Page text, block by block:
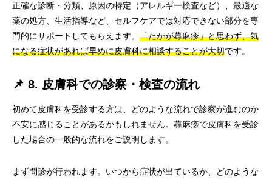
正確な診断・分類、原因の特定（アレルギー検査など）、最適な
薬の処方、生活指導など、セルフケアでは対応できない部分を専
門的にサポートしてもらえます。 「たかが蕁麻疹」と思わず、気
になる症状があれば早めに皮膚科に相談することが大切です。
📌 8. 皮膚科での診察・検査の流れ
初めて皮膚科を受診する方は、どのような流れで診察が進むのか
不安に感じることがあるかもしれません。蕁麻疹で皮膚科を受診
した場合の一般的な流れをご説明します。
まず問診が行われます。いつから症状が出ているか、どのような